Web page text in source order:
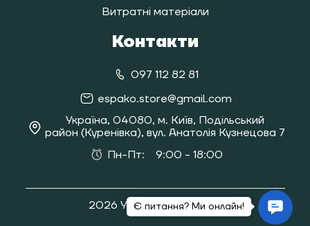
Витратні матеріали
Контакти
097 112 82 81
espako.store@gmail.com
Україна, 04080, м. Київ, Подільський
район (Куренівка), вул. Анатолія Кузнецова 7
Пн-Пт: 9:00 - 18:00
2026 Усі права захищені